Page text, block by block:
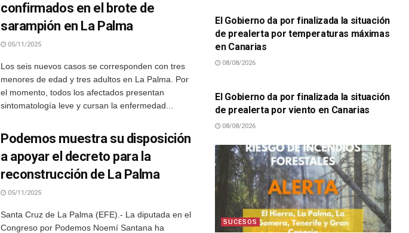
confirmados en el brote de
sarampión en La Palma
05/11/2025
Los seis nuevos casos se corresponden con tres
menores de edad y tres adultos en La Palma. Por
el momento, todos los afectados presentan
sintomatología leve y cursan la enfermedad...
Podemos muestra su disposición
a apoyar el decreto para la
reconstrucción de La Palma
05/11/2025
Santa Cruz de La Palma (EFE).- La diputada en el
Congreso por Podemos Noemí Santana ha
El Gobierno da por finalizada la situación
de prealerta por temperaturas máximas
en Canarias
08/08/2026
El Gobierno da por finalizada la situación
de prealerta por viento en Canarias
08/08/2026
SUCESOS